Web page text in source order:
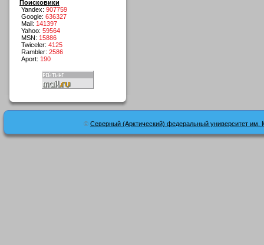
Поисковики
Yandex: 907759
Google: 636327
Mail: 141397
Yahoo: 59564
MSN: 15886
Twiceler: 4125
Rambler: 2586
Aport: 190
© Северный (Арктический) федеральный университет